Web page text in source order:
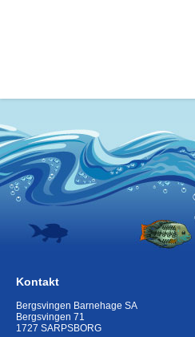
Kontakt
Bergsvingen Barnehage SA
Bergsvingen 71
1727 SARPSBORG